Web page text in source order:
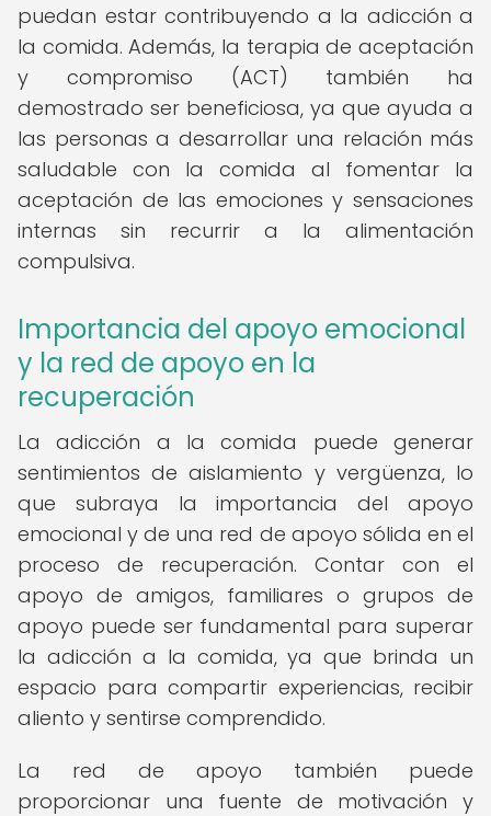
puedan estar contribuyendo a la adicción a
la comida. Además, la terapia de aceptación
y compromiso (ACT) también ha
demostrado ser beneficiosa, ya que ayuda a
las personas a desarrollar una relación más
saludable con la comida al fomentar la
aceptación de las emociones y sensaciones
internas sin recurrir a la alimentación
compulsiva.
Importancia del apoyo emocional
y la red de apoyo en la
recuperación
La adicción a la comida puede generar
sentimientos de aislamiento y vergüenza, lo
que subraya la importancia del apoyo
emocional y de una red de apoyo sólida en el
proceso de recuperación. Contar con el
apoyo de amigos, familiares o grupos de
apoyo puede ser fundamental para superar
la adicción a la comida, ya que brinda un
espacio para compartir experiencias, recibir
aliento y sentirse comprendido.
La red de apoyo también puede
proporcionar una fuente de motivación y